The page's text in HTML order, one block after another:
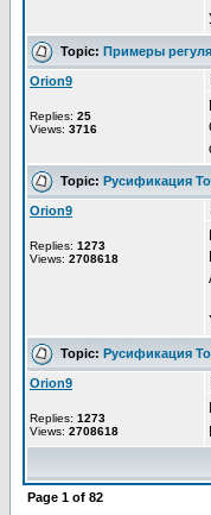
Topic: Примеры
Orion9
Replies: 25
Views: 3716
Topic: Русификация
Orion9
Replies: 1273
Views: 2708618
Topic: Русификация
Orion9
Replies: 1273
Views: 2708618
Page 1 of 82